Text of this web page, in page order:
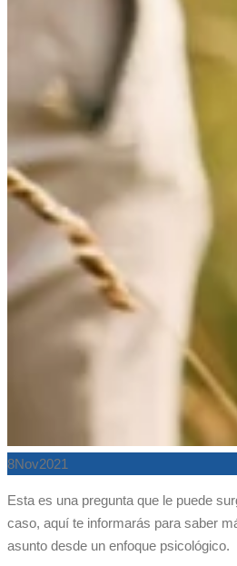
8Nov2021
Esta es una pregunta que le puede
caso, aquí te informarás para saber
asunto desde un enfoque psicológico.